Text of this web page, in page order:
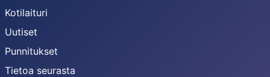
Kotilaituri
Uutiset
Punnitukset
Tietoa seurasta